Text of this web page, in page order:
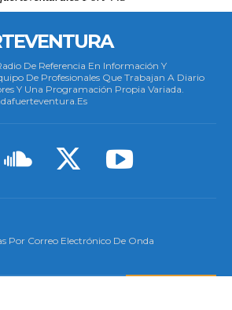
De Referencia En Información Y
De Profesionales Que Trabajan A Diario
Y Una Programación Propia Variada.
Por Correo Electrónico De Onda